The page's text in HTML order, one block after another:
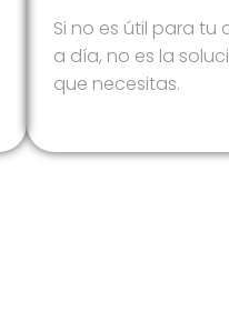
Si no es útil para tu
a día, no es la
que necesitas.